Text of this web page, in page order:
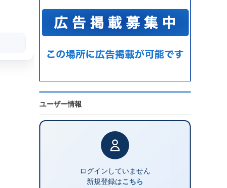
ユーザー情報
ログインしていません
新規登録はこちら